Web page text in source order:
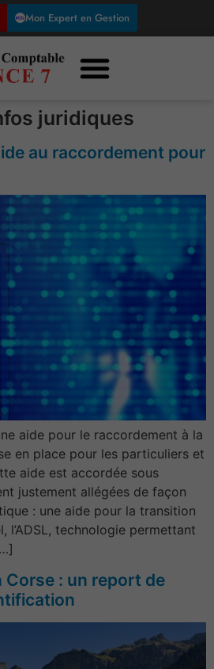
Mon Expert en Gestion
juridiques
au raccordement pour
aide pour le raccordement à la
en place pour les particuliers et
aide est accordée sous
justement allégées de façon
: une aide pour la transition
l’ADSL, technologie permettant
Corse : un report de